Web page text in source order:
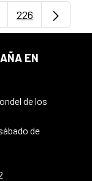
intermedias
Página
226
EN
de los
de